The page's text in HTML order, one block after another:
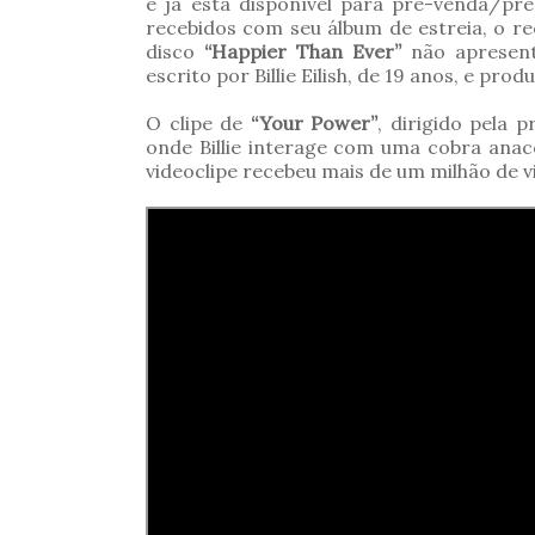
recebidos com seu álbum de estreia, o
disco “Happier Than Ever”não
escrito por Billie Eilish, de 19 anos, e
O clipe de “Your Power”, dirigido pela
onde Billie interage com uma cobra
videoclipe recebeu mais de um milhão de